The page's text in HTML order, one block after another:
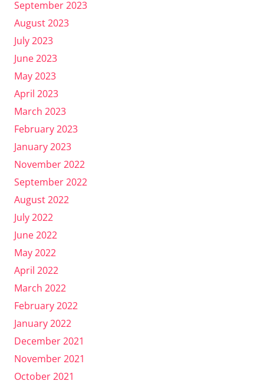
September 2023
August 2023
July 2023
June 2023
May 2023
April 2023
March 2023
February 2023
January 2023
November 2022
September 2022
August 2022
July 2022
June 2022
May 2022
April 2022
March 2022
February 2022
January 2022
December 2021
November 2021
October 2021